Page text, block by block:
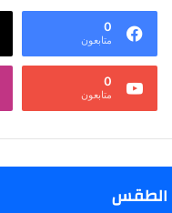
0
متابعون
0
متابعون
الطقس